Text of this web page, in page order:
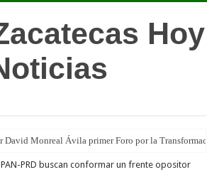
David Monreal Ávila primer Foro por la
PAN-PRD buscan conformar un frente opositor